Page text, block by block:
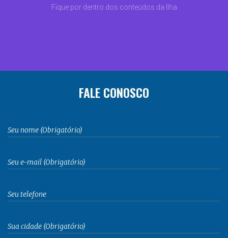
Fique por dentro dos conteúdos da Ilha
FALE CONOSCO